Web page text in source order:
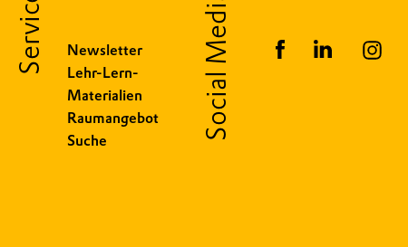
Service
Newsletter
Lehr-Lern-
Materialien
Raumangebot
Suche
Social Media